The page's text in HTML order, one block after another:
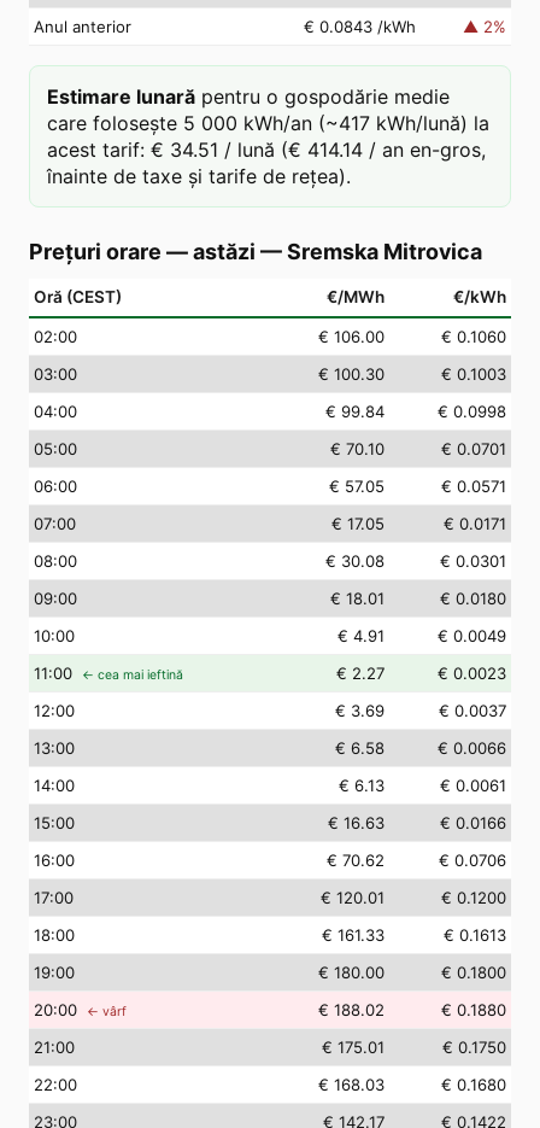
Anul anterior
€ 0.0843 /kWh ▲ 2%
Estimare lunară pentru o gospodărie medie
care folosește 5 000 kWh/an (~417 kWh/lună) la
acest tarif: € 34.51 / lună (€ 414.14 / an en-gros,
înainte de taxe și tarife de rețea).
Prețuri orare — astăzi —Sremska Mitrovica
Oră (CEST) €/MWh €/kWh
02:00 € 106.00
€ 0.1060
03:00 € 100.30
€ 0.1003
04:00 € 99.84
€ 0.0998
05:00 € 70.10
€ 0.0701
06:00 € 57.05
€ 0.0571
07:00 € 17.05
€ 0.0171
08:00 € 30.08
€ 0.0301
09:00 € 18.01
€ 0.0180
10:00 € 4.91
€ 0.0049
11:00 ← cea mai ieftină € 2.27
€ 0.0023
12:00 € 3.69
€ 0.0037
13:00 € 6.58
€ 0.0066
14:00 € 6.13
€ 0.0061
15:00 € 16.63
€ 0.0166
16:00 € 70.62
€ 0.0706
17:00 € 120.01
€ 0.1200
18:00 € 161.33
€ 0.1613
19:00 € 180.00
€ 0.1800
20:00 ← vârf € 188.02
€ 0.1880
21:00 € 175.01
€ 0.1750
22:00 € 168.03
€ 0.1680
23:00 € 142.17
€ 0.1422